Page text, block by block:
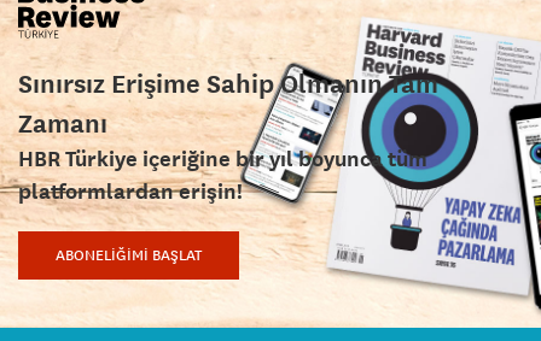
Sınırsız Erişime Sahip Olmanın Tam
Zamanı
HBR Türkiye içeriğine bir yıl boyunca tüm
platformlardan erişin!
ABONELİĞİMİ BAŞLAT